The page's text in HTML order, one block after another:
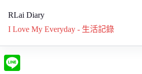
RLai Diary
I Love My Everyday - 生活記錄